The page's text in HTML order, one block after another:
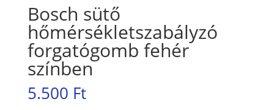
Bosch sütő
hőmérsékletszabályzó
forgatógomb fehér
színben
5.500 Ft